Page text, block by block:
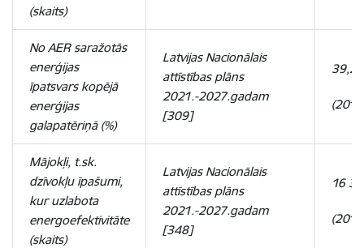
(skaits)
No AER saražotās
enerģijas
īpatsvars kopējā
enerģijas
galapatēriņā (%)
Latvijas Nacionālais
attīstības plāns
2021.-2027.gadam
[309]
39,2
(2017)
Mājokļi, t.sk.
dzīvokļu īpašumi,
kur uzlabota
energoefektivitāte
(skaits)
Latvijas Nacionālais
attīstības plāns
2021.-2027.gadam
[348]
16